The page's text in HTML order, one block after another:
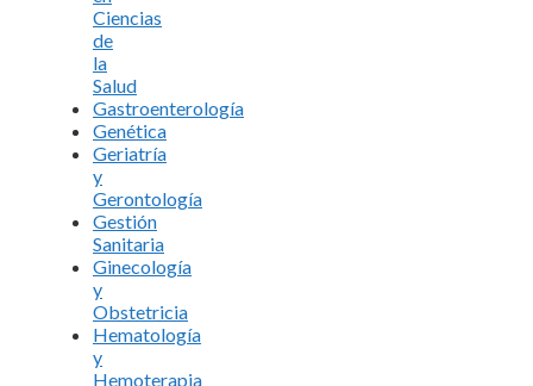
Ciencias
de
la
Salud
Gastroenterología
Genética
Geriatría
y
Gerontología
Gestión
Sanitaria
Ginecología
y
Obstetricia
Hematología
y
Hemoterapia